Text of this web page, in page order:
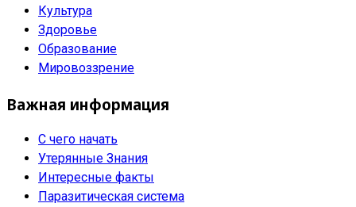
Культура
Здоровье
Образование
Мировоззрение
Важная информация
С чего начать
Утерянные Знания
Интересные факты
Паразитическая система